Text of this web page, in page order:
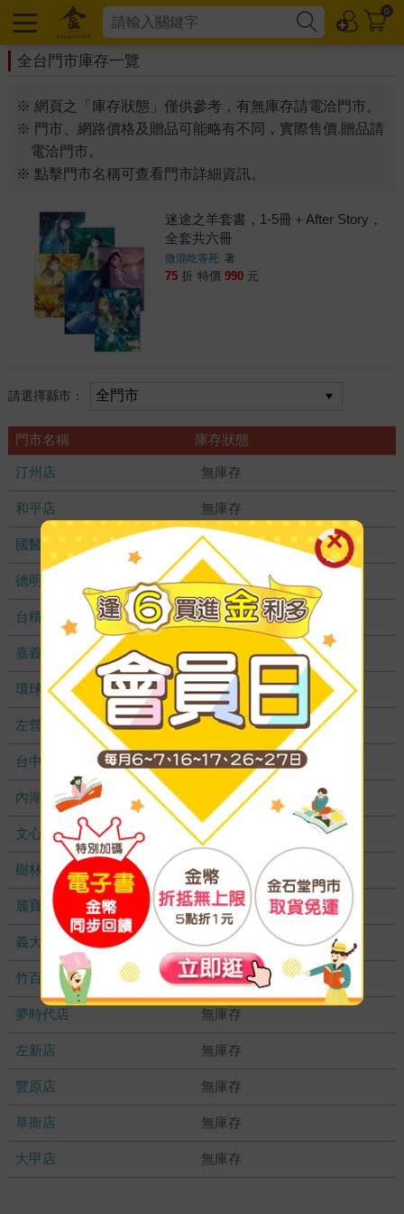
0
全台門市庫存一覽
※ 網頁之「庫存狀態」僅供參考，有無庫存請電洽門市。
※ 門市、網路價格及贈品可能略有不同，實際售價.贈品請
電洽門市。
※ 點擊門市名稱可查看門市詳細資訊。
迷途之羊套書，1-5冊＋After Story，
全套共六冊
微混吃等死 著
75 折 特價 990 元
請選擇縣市：
門市名稱 庫存狀態
汀州店 無庫存
和平店 無庫存
國醫加盟店 無庫存
德明加盟店 無庫存
台積店 無庫存
嘉義耐斯店 無庫存
環球店 無庫存
左營店 無庫存
台中秀泰店 無庫存
內湖大潤發 無庫存
文心店 無庫存
樹林店 無庫存
麗寶店 無庫存
義大店 無庫存
竹百店 無庫存
夢時代店 無庫存
左新店 無庫存
豐原店 無庫存
草衙店 無庫存
大甲店 無庫存